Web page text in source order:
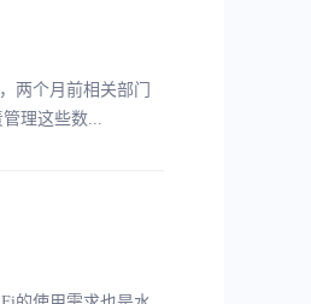
两个月前相关部门
理这些数...